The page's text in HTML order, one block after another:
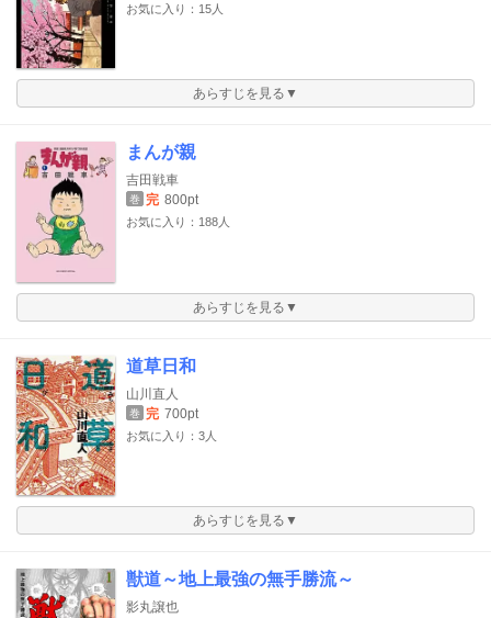
お気に入り：15人
あらすじを見る▼
まんが親
吉田戦車
巻 完 800pt
お気に入り：188人
あらすじを見る▼
道草日和
山川直人
巻 完 700pt
お気に入り：3人
あらすじを見る▼
獣道～地上最強の無手勝流～
影丸譲也